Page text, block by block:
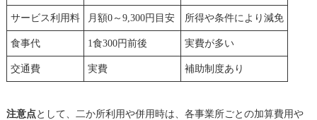
サービス利用料 月額0～9,300円目安 所得や条件により減免
食事代 1食300円前後 実費が多い
交通費 実費 補助制度あり
注意点として、二か所利用や併用時は、各事業所ごとの加算費用や